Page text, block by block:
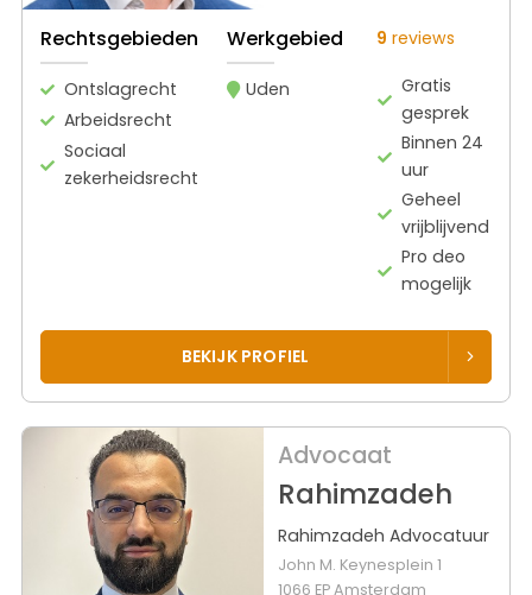
Rechtsgebieden
Ontslagrecht
Arbeidsrecht
Sociaal
zekerheidsrecht
Werkgebied
Uden
9 reviews
Gratis
gesprek
Binnen 24
uur
Geheel
vrijblijvend
Pro deo
mogelijk
BEKIJK PROFIEL
Advocaat
Rahimzadeh
Rahimzadeh Advocatuur
John M. Keynesplein 1
1066 EP Amsterdam